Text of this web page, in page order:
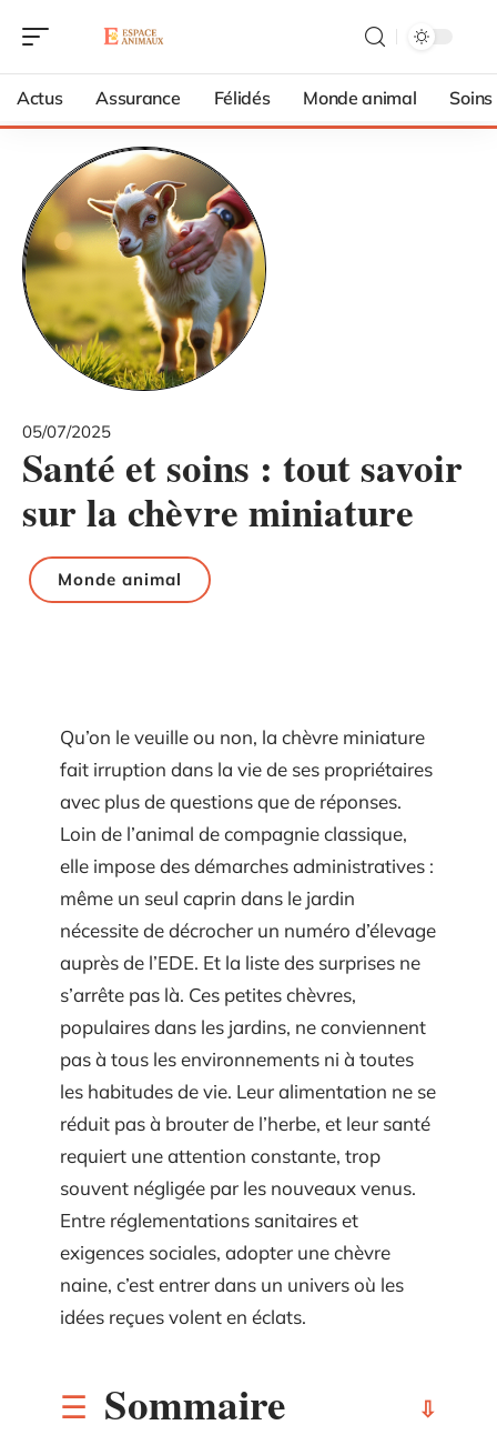
Actus Assurance Félidés Monde animal Soins
05/07/2025
Santé et soins : tout savoir
sur la chèvre miniature
Monde animal
Qu’on le veuille ou non, la chèvre miniature
fait irruption dans la vie de ses propriétaires
avec plus de questions que de réponses.
Loin de l’animal de compagnie classique,
elle impose des démarches administratives :
même un seul caprin dans le jardin
nécessite de décrocher un numéro d’élevage
auprès de l’EDE. Et la liste des surprises ne
s’arrête pas là. Ces petites chèvres,
populaires dans les jardins, ne conviennent
pas à tous les environnements ni à toutes
les habitudes de vie. Leur alimentation ne se
réduit pas à brouter de l’herbe, et leur santé
requiert une attention constante, trop
souvent négligée par les nouveaux venus.
Entre réglementations sanitaires et
exigences sociales, adopter une chèvre
naine, c’est entrer dans un univers où les
idées reçues volent en éclats.
Sommaire